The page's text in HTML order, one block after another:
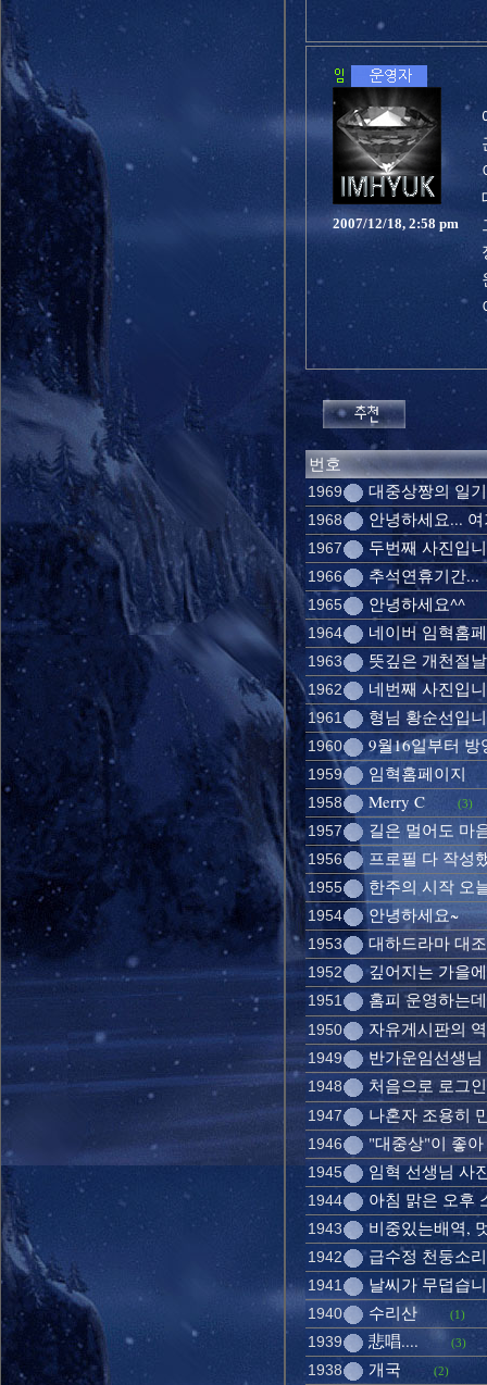
2007/12/18, 2:58 pm
번호
1969 대중상짱의 일기
1968 안녕하세요...
1967 두번째 사진입
1966 추석연휴기간...
1965 안녕하세요^^
1964 네이버 임혁홈
1963 뜻깊은 개천절
1962 네번째 사진입
1961 형님 황순선입
1960 9월16일부터 방
1959 임혁홈페이지
1958 Merry C (3)
1957 길은 멀어도 마
1956 프로필 다 작성
1955 한주의 시작 오
1954 안녕하세요~
1953 대하드라마 대
1952 깊어지는 가을
1951 홈피 운영하는
1950 자유게시판의
1949 반가운임선생님
1948 처음으로 로그
1947 나혼자 조용히
1946 "대중상"이 좋
1945 임혁 선생님 사
1944 아침 맑은 오후
1943 비중있는배역,
1942 급수정 천둥소
1941 날씨가 무덥습
1940 수리산 (1)
1939 悲唱.... (3)
1938 개국 (2)